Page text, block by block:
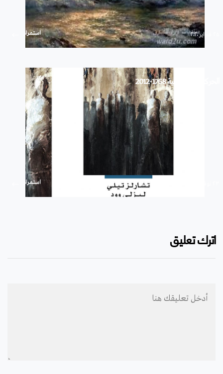
استمرار
الحركات الاجتماعية 1768-2012
استمرار
اترك تعليق